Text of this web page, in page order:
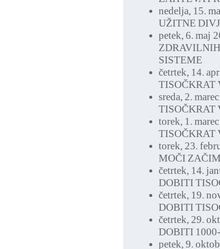
nedelja, 15.
UŽITNE
petek, 6. maj
SISTEME
četrtek, 14.
TISOČKRAT
sreda, 2.
TISOČKRAT
torek, 1.
TISOČKRAT
torek, 23.
MOČI
četrtek, 14.
DOBITI
četrtek, 19.
DOBITI
četrtek, 29.
DOBITI
petek, 9.